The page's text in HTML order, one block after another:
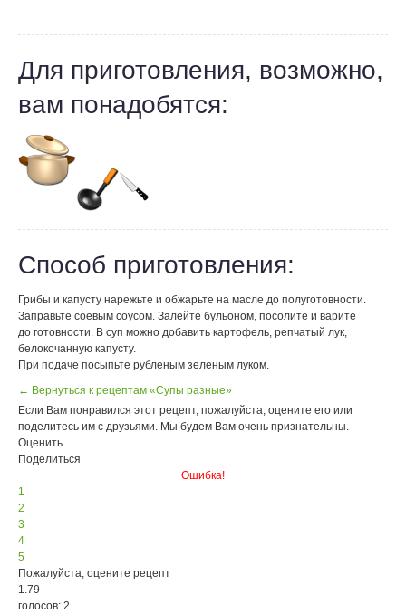
Для приготовления, возможно,
вам понадобятся:
Способ приготовления:
Грибы и капусту нарежьте и обжарьте на масле до полуготовности.
Заправьте соевым соусом. Залейте бульоном, посолите и варите
до готовности. В суп можно добавить картофель, репчатый лук,
белокочанную капусту.
При подаче посыпьте рубленым зеленым луком.
← Вернуться к рецептам «Супы разные»
Если Вам понравился этот рецепт, пожалуйста, оцените его или
поделитесь им с друзьями. Мы будем Вам очень признательны.
Оценить
Поделиться
Ошибка!
1
2
3
4
5
Пожалуйста, оцените рецепт
1.79
голосов: 2